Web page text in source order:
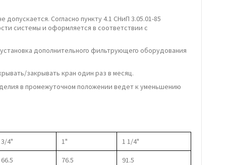
Согласно пункту 4.1 СНиП 3.05.01-85
системы и оформляется в соответствии с
дополнительного фильтрующего оборудования
закрывать кран один раз в месяц.
в промежуточном положении ведет к уменьшению
3/4" 1" 1 1/4"
66.5 76.5 91.5